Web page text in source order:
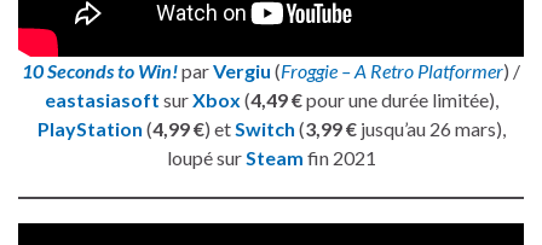
10 Seconds to Win!parVergiu (Froggie – A Retro Platformer) /
eastasiasoft surXbox (4,49 €pour une durée limitée),
PlayStation (4,99 €) etSwitch (3,99 €jusqu’au 26 mars),
loupé surSteam fin 2021